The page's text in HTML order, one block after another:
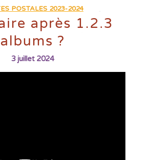
POSTALES 2023-2024
après 1.2.3
albums ?
3 juillet 2024